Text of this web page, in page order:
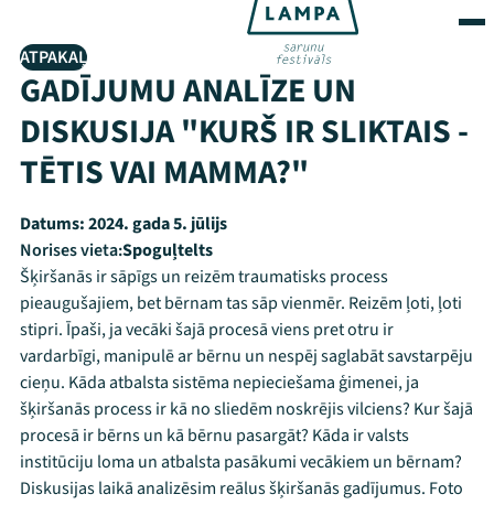
ATPAKAĻ
GADĪJUMU ANALĪZE UN
DISKUSIJA "KURŠ IR SLIKTAIS -
TĒTIS VAI MAMMA?"
Datums:2024. gada 5. jūlijs
Norises vieta:Spoguļtelts
Šķiršanās ir sāpīgs un reizēm traumatisks process
pieaugušajiem, bet bērnam tas sāp vienmēr. Reizēm ļoti, ļoti
stipri. Īpaši, ja vecāki šajā procesā viens pret otru ir
vardarbīgi, manipulē ar bērnu un nespēj saglabāt savstarpēju
cieņu. Kāda atbalsta sistēma nepieciešama ģimenei, ja
šķiršanās process ir kā no sliedēm noskrējis vilciens? Kur šajā
procesā ir bērns un kā bērnu pasargāt? Kāda ir valsts
institūciju loma un atbalsta pasākumi vecākiem un bērnam?
Diskusijas laikā analizēsim reālus šķiršanās gadījumus. Foto